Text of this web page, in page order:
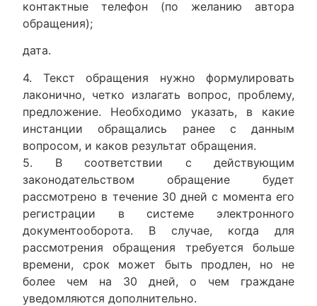
контактные телефон (по желанию автора
обращения);
дата.
4. Текст обращения нужно формулировать
лаконично, четко излагать вопрос, проблему,
предложение. Необходимо указать, в какие
инстанции обращались ранее с данным
вопросом, и каков результат обращения.
5. В соответствии с действующим
законодательством обращение будет
рассмотрено в течение 30 дней с момента его
регистрации в системе электронного
документооборота. В случае, когда для
рассмотрения обращения требуется больше
времени, срок может быть продлен, но не
более чем на 30 дней, о чем граждане
уведомляются дополнительно.